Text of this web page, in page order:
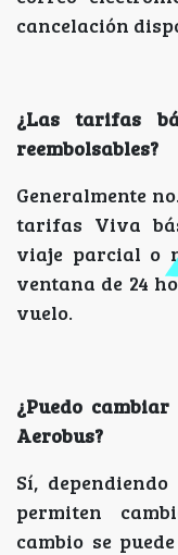
cancelación
¿Las tarifas
reembolsables?
Generalmente
tarifas Viva
viaje parcial o
ventana de 24
vuelo.
¿Puedo
Aerobus?
Sí,
permiten
cambio se